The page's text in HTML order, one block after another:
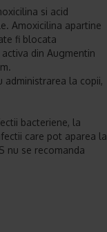
si acid
Amoxicilina apartine
fi blocata
din Augmentin
administrarea la copii,
bacteriene, la
care pot aparea la
nu se recomanda